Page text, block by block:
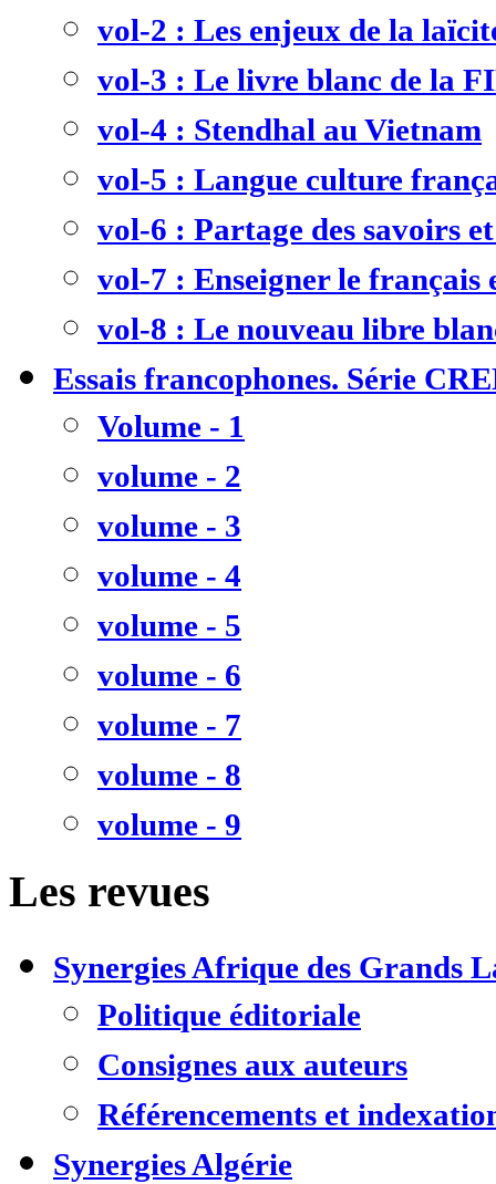
vol-2 : Les enjeux de la
vol-3 : Le livre blanc de la
vol-4 : Stendhal au Vietnam
vol-5 : Langue culture
vol-6 : Partage des savoirs
vol-7 : Enseigner le
vol-8 : Le nouveau libre
Essais francophones. Série
Volume - 1
volume - 2
volume - 3
volume - 4
volume - 5
volume - 6
volume - 7
volume - 8
volume - 9
Les revues
Synergies Afrique des Grands
Politique éditoriale
Consignes aux auteurs
Référencements et
Synergies Algérie